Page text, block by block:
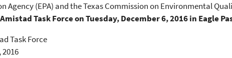
Agency (EPA) and the Texas Commission on Environmental
Task Force on Tuesday, December 6, 2016 in Eagle
Task Force
2016